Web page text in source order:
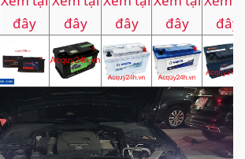
đây
đây
đây
đây
đây